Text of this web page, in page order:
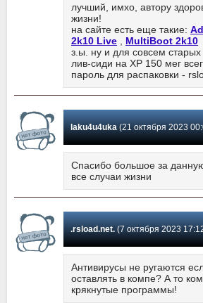
лучший, имхо, автору
жизни!
на сайте есть еще такие:
2k10 Live
MultiBoot 2k10
з.ы. ну и для совсем
лив-сиди на XP 150 мег
пароль для распаковки -
laku4u4uka(21 октября 2023 00:06)
Спасибо большое за
все случаи жизни
.rsload.net.(7 октября 2023 17:12)
Антивирусы не ругаются
оставлять в компе? А то
крякнутые программы!